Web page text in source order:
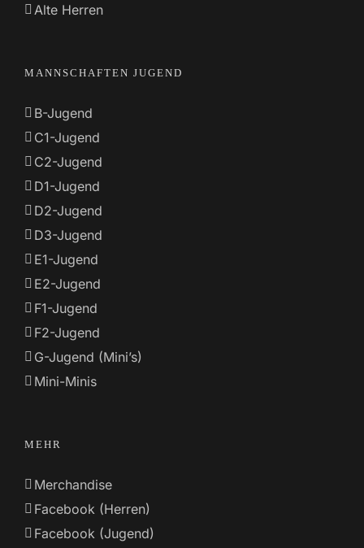
Alte Herren
MANNSCHAFTEN JUGEND
B-Jugend
C1-Jugend
C2-Jugend
D1-Jugend
D2-Jugend
D3-Jugend
E1-Jugend
E2-Jugend
F1-Jugend
F2-Jugend
G-Jugend (Mini’s)
Mini-Minis
MEHR
Merchandise
Facebook (Herren)
Facebook (Jugend)